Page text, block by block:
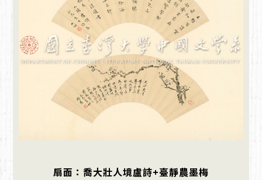
扇面：喬大壯人境盧詩+臺靜農墨梅